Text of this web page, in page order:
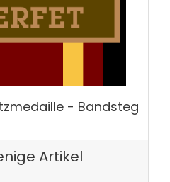
- Bandsteg
Artikel